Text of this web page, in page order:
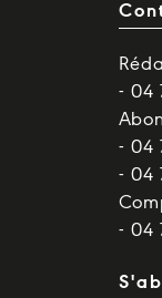
- 04
- 04
- 04
- 04